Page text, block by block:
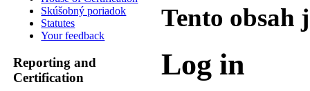
Skúšobný poriadok
Statutes
Your feedback
Reporting and
Certification
Tento obsah
Log in